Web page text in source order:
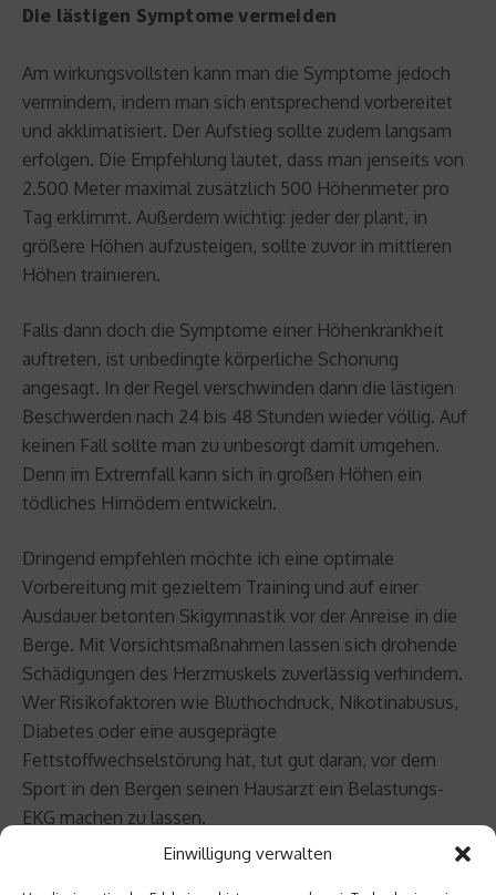
Einwilligung verwalten
Die lästigen Symptome vermeiden
Am wirkungsvollsten kann man die Symptome jedoch
vermindern, indem man sich entsprechend vorbereitet
und akklimatisiert. Der Aufstieg sollte zudem langsam
erfolgen. Die Empfehlung lautet, dass man jenseits von
2.500 Meter maximal zusätzlich 500 Höhenmeter pro
Tag erklimmt. Außerdem wichtig: jeder der plant, in
größere Höhen aufzusteigen, sollte zuvor in mittleren
Höhen trainieren.
Falls dann doch die Symptome einer Höhenkrankheit
auftreten, ist unbedingte körperliche Schonung
angesagt. In der Regel verschwinden dann die lästigen
Beschwerden nach 24 bis 48 Stunden wieder völlig. Auf
keinen Fall sollte man zu unbesorgt damit umgehen.
Denn im Extremfall kann sich in großen Höhen ein
tödliches Hirnödem entwickeln.
Dringend empfehlen möchte ich eine optimale
Vorbereitung mit gezieltem Training und auf einer
Ausdauer betonten Skigymnastik vor der Anreise in die
Berge. Mit Vorsichtsmaßnahmen lassen sich drohende
Schädigungen des Herzmuskels zuverlässig verhindern.
Wer Risikofaktoren wie Bluthochdruck, Nikotinabusus,
Diabetes oder eine ausgeprägte
Fettstoffwechselstörung hat, tut gut daran, vor dem
Sport in den Bergen seinen Hausarzt ein Belastungs-
EKG machen zu lassen.